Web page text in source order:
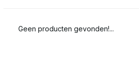
Geen producten gevonden!...